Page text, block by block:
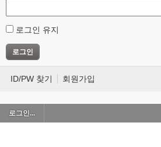
로그인 유지
ID/PW 찾기 회원가입
로그인...